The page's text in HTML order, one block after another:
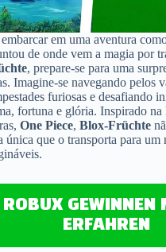
em uma aventura
de onde vem a magia por
, prepare-se para uma
Imagine-se navegando pelos
furiosas e desafiando
fortuna e glória. Inspirado na
One Piece, Blox-Früchte
única que o transporta para um
ROBUX GEWINNEN
ERFAHREN